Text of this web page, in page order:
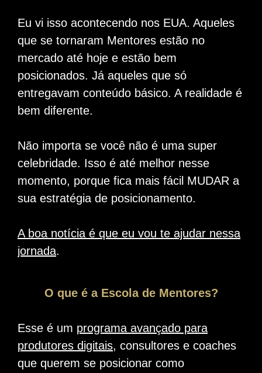
Eu vi isso acontecendo nos EUA. Aqueles
que se tornaram Mentores estão no
mercado até hoje e estão bem
posicionados. Já aqueles que só
entregavam conteúdo básico. A realidade é
bem diferente.
Não importa se você não é uma super
celebridade. Isso é até melhor nesse
momento, porque fica mais fácil MUDAR a
sua estratégia de posicionamento.
A boa notícia é que eu vou te ajudar nessa
jornada.
O que é a Escola de Mentores?
Esse é um programa avançado para
produtores digitais, consultores e coaches
que querem se posicionar como